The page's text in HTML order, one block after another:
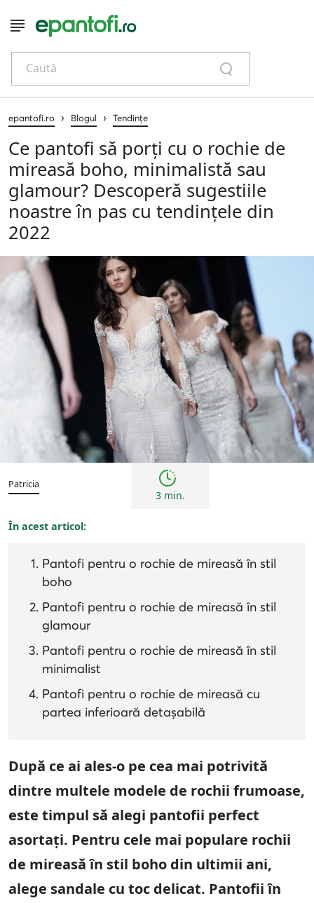
Caută
epantofi.ro › Blogul › Tendințe
Ce pantofi să porți cu o rochie de
mireasă boho, minimalistă sau
glamour? Descoperă sugestiile
noastre în pas cu tendințele din
2022
Tendințe
Patricia
3 min.
În acest articol:
Pantofi pentru o rochie de mireasă în stil
boho
Pantofi pentru o rochie de mireasă în stil
glamour
Pantofi pentru o rochie de mireasă în stil
minimalist
Pantofi pentru o rochie de mireasă cu
partea inferioară detașabilă
După ce ai ales-o pe cea mai potrivită
dintre multele modele de rochii frumoase,
este timpul să alegi pantofii perfect
asortați. Pentru cele mai populare rochii
de mireasă în stil boho din ultimii ani,
alege sandale cu toc delicat. Pantofii în